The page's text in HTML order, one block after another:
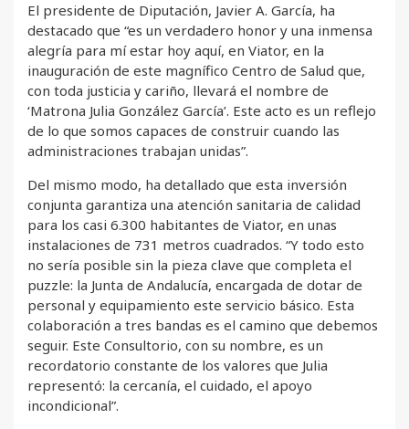
El presidente de Diputación, Javier A. García, ha
destacado que “es un verdadero honor y una inmensa
alegría para mí estar hoy aquí, en Viator, en la
inauguración de este magnífico Centro de Salud que,
con toda justicia y cariño, llevará el nombre de
‘Matrona Julia González García’. Este acto es un reflejo
de lo que somos capaces de construir cuando las
administraciones trabajan unidas”.
Del mismo modo, ha detallado que esta inversión
conjunta garantiza una atención sanitaria de calidad
para los casi 6.300 habitantes de Viator, en unas
instalaciones de 731 metros cuadrados. “Y todo esto
no sería posible sin la pieza clave que completa el
puzzle: la Junta de Andalucía, encargada de dotar de
personal y equipamiento este servicio básico. Esta
colaboración a tres bandas es el camino que debemos
seguir. Este Consultorio, con su nombre, es un
recordatorio constante de los valores que Julia
representó: la cercanía, el cuidado, el apoyo
incondicional”.